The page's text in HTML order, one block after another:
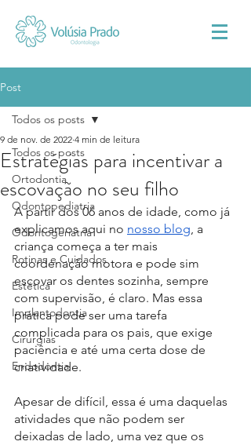
Post
Todos os posts
Ortodontia
Odontopediatria
Odontogeriatria
Rotinas e Cuidados
Estética
Implantodontia
Cirurgias
Endodontia
Todos os posts
Estratégias para incentivar a
escovação no seu filho
9 de nov. de 2022 4 min de leitura
A partir dos 06 anos de idade, como já
explicamos aqui no nosso blog, a
criança começa a ter mais
coordenação motora e pode sim
escovar os dentes sozinha, sempre
com supervisão, é claro. Mas essa
prática pode ser uma tarefa
complicada para os pais, que exige
paciência e até uma certa dose de
criatividade.
Apesar de difícil, essa é uma daquelas
atividades que não podem ser
deixadas de lado, uma vez que os